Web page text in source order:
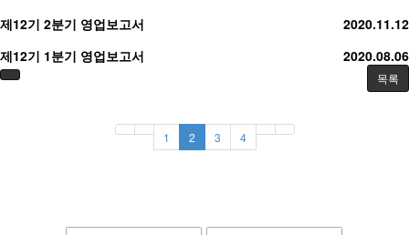
2020.11.12
제12기 2분기 영업보고서
2020.08.06
제12기 1분기 영업보고서
목록
1 2 3 4